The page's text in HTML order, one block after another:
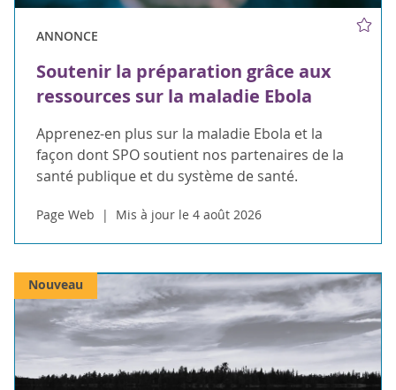
ANNONCE
Soutenir la préparation grâce aux
ressources sur la maladie Ebola
Apprenez-en plus sur la maladie Ebola et la
façon dont SPO soutient nos partenaires de la
santé publique et du système de santé.
Page Web Mis à jour le 4 août 2026
Nouveau